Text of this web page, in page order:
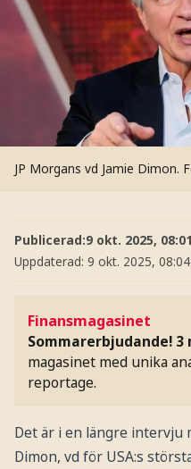
JP Morgans vd Jamie Dimon.
Publicerad:9 okt. 2025, 08:01
Uppdaterad: 9 okt. 2025, 08:04
Finansmagasinet
Sommarerbjudande!
magasinet med unika
reportage.
Det är i en längre intervju
Dimon, vd för USA:s